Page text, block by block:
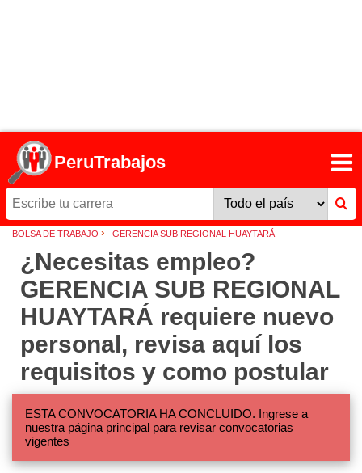
PeruTrabajos
BOLSA DE TRABAJO › GERENCIA SUB REGIONAL HUAYTARÁ
¿Necesitas empleo?
GERENCIA SUB REGIONAL
HUAYTARÁ requiere nuevo
personal, revisa aquí los
requisitos y como postular
ESTA CONVOCATORIA HA CONCLUIDO. Ingrese a
nuestra página principal para revisar convocatorias
vigentes